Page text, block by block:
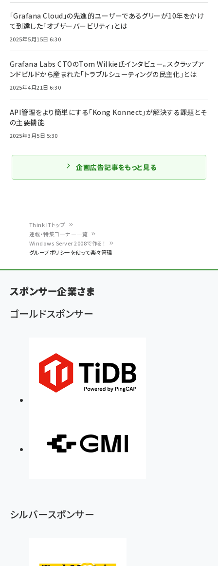
く
ず
Think ITトップ
連載・特集コーナー一覧
Windows Server 2008で作る！
グループポリシーを使って楽々管理
「Grafana Cloud」の先進的ユーザーであるグリーが10年をかけ
て到達した「オブザーバービリティ」とは
2025年5月15日 6:30
Grafana Labs CTOのTom Wilkie氏インタビュー。スクラップア
ンドビルドから産まれた「トラブルシューティングの民主化」とは
2025年4月21日 6:30
API管理をより簡単にする「Kong Konnect」が解決する課題とそ
の主要機能
2025年3月5日 5:30
企画広告記事をもっと見る
スポンサー企業さま
ゴールドスポンサー
シルバースポンサー